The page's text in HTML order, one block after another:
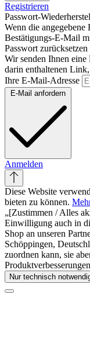
Registrieren
Passwort-
Wenn die
Bestätigungs-E-Mail
Passwort
Wir senden Ihnen
darin enthaltenen
Ihre E-Mail-Adresse
E-Mail anfordern
Anmelden
Diese Website
bieten zu können.
„[Zustimmen / Alles
Einwilligung auch in
Shop an unseren
Schöppingen,
zuordnen kann, sie
Nur technisch